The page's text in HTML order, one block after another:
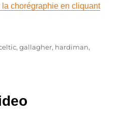
chorégraphie en cliquant
,gallagher, hardiman,